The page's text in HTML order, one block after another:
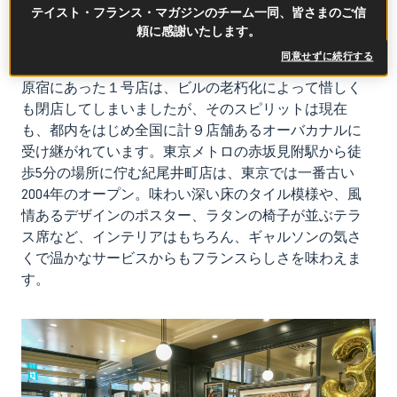
原宿にあった１号店は、ビルの老朽化によって惜しく
も閉店してしまいましたが、そのスピリットは現在
も、都内をはじめ全国に計９店舗あるオーバカナルに
受け継がれています。東京メトロの赤坂見附駅から徒
歩5分の場所に佇む紀尾井町店は、東京では一番古い
2004年のオープン。味わい深い床のタイル模様や、風
情あるデザインのポスター、ラタンの椅子が並ぶテラ
ス席など、インテリアはもちろん、ギャルソンの気さ
くで温かなサービスからもフランスらしさを味わえま
す。
テイスト・フランス・マガジンのチーム一同、皆さまのご信
頼に感謝いたします。
同意せずに続行する